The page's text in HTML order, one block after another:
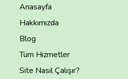
Anasayfa
Hakkımızda
Blog
Tüm Hizmetler
Site Nasıl Çalışır?